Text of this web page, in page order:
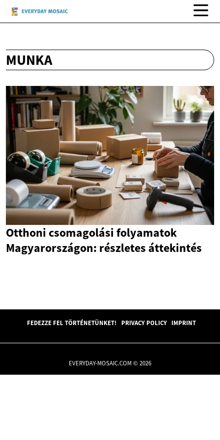
MUNKA
Otthoni csomagolási folyamatok
Magyarországon: részletes áttekintés
FEDEZZE FEL TÖRTÉNETÜNKET! PRIVACY POLICY IMPRINT
EVERYDAY-MOSAIC.COM © 2026